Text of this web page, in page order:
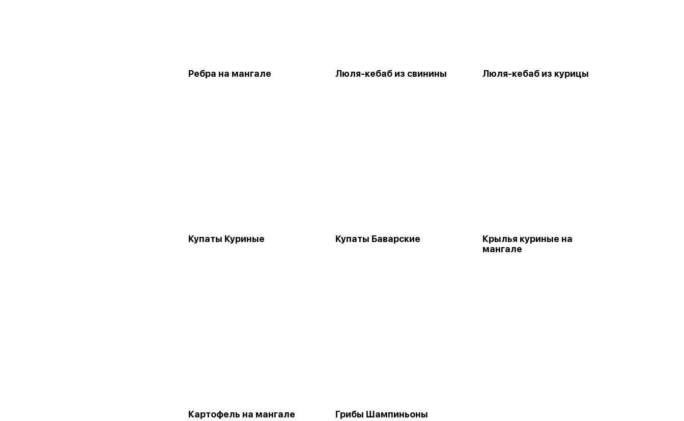
Ребра на мангале Люля-кебаб из свинины Люля-кебаб из курицы
Купаты Куриные Купаты Баварские
Крылья куриные на
мангале
Картофель на мангале
Грибы Шампиньоны